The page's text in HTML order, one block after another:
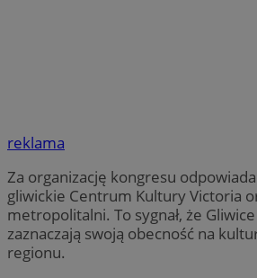
reklama
Za organizację kongresu
gliwickie Centrum Kultury Victoria
metropolitalni. To sygnał, że
zaznaczają swoją obecność na
regionu.